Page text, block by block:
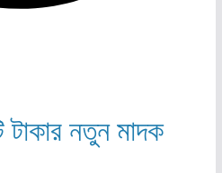
টাকার নতুন মাদক